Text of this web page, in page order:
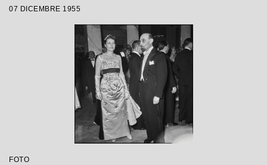
07 DICEMBRE 1955
FOTO